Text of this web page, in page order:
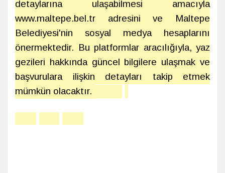
detaylarına ulaşabilmesi amacıyla
www.maltepe.bel.tr adresini ve Maltepe
Belediyesi'nin sosyal medya hesaplarını
önermektedir. Bu platformlar aracılığıyla, yaz
gezileri hakkında güncel bilgilere ulaşmak ve
başvurulara ilişkin detayları takip etmek
mümkün olacaktır.